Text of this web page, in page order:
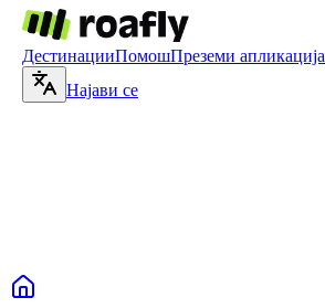
ДестинацииПомошПреземи апликација
Најави се